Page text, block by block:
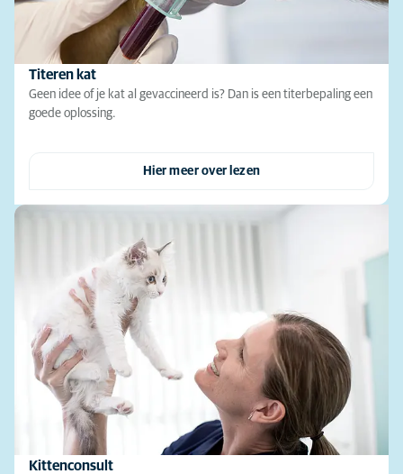
Titeren kat
Geen idee of je kat al gevaccineerd is? Dan is een titerbepaling een
goede oplossing.
Hier meer over lezen
Kittenconsult